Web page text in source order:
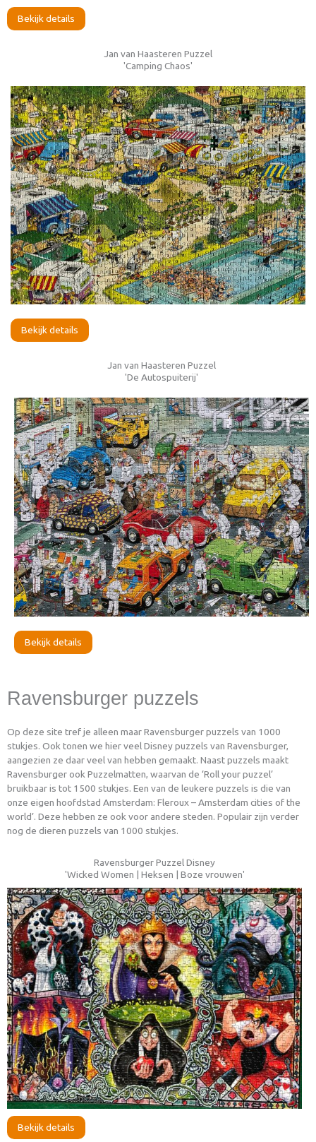
Bekijk details
Jan van Haasteren Puzzel
'Camping Chaos'
Bekijk details
Jan van Haasteren Puzzel
'De Autospuiterij'
Bekijk details
Ravensburger puzzels
Op deze site tref je alleen maar Ravensburger puzzels van 1000
stukjes. Ook tonen we hier veel Disney puzzels van Ravensburger,
aangezien ze daar veel van hebben gemaakt. Naast puzzels maakt
Ravensburger ook Puzzelmatten, waarvan de ‘Roll your puzzel’
bruikbaar is tot 1500 stukjes. Een van de leukere puzzels is die van
onze eigen hoofdstad Amsterdam: Fleroux – Amsterdam cities of the
world’. Deze hebben ze ook voor andere steden. Populair zijn verder
nog de dieren puzzels van 1000 stukjes.
Ravensburger Puzzel Disney
'Wicked Women | Heksen | Boze vrouwen'
Bekijk details